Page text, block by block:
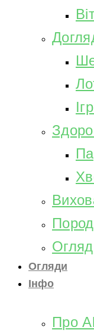
Огляди
Інфо
Про